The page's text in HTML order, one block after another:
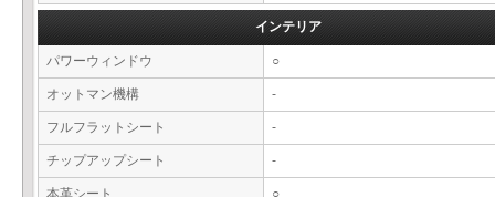
インテリア
パワーウィンドウ ○
オットマン機構 -
フルフラットシート -
チップアップシート -
本革シート ○